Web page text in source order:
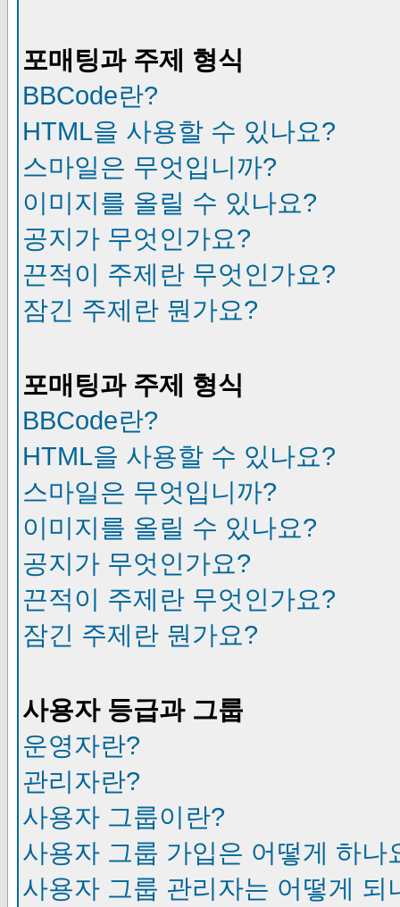
포매팅과 주제 형식
BBCode란?
HTML을 사용할 수 있나요?
스마일은 무엇입니까?
이미지를 올릴 수 있나요?
공지가 무엇인가요?
끈적이 주제란 무엇인가요?
잠긴 주제란 뭔가요?
포매팅과 주제 형식
BBCode란?
HTML을 사용할 수 있나요?
스마일은 무엇입니까?
이미지를 올릴 수 있나요?
공지가 무엇인가요?
끈적이 주제란 무엇인가요?
잠긴 주제란 뭔가요?
사용자 등급과 그룹
운영자란?
관리자란?
사용자 그룹이란?
사용자 그룹 가입은 어떻게 하나
사용자 그룹 관리자는 어떻게 되